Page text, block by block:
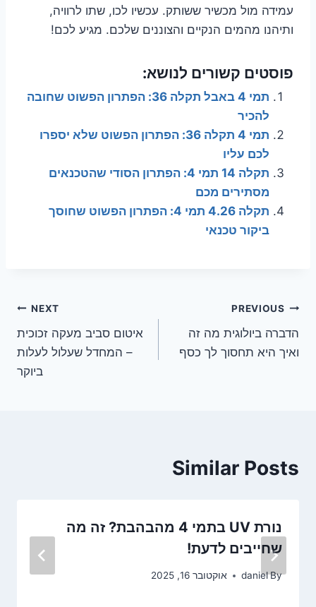
עמידה מול מכשיר ששותק. עכשיו לכו, שתו לרוויה,
ותיהנו מהמים הנקיים והצוננים שלכם. מגיע לכם!
פוסטים קשורים לנושא:
תמי 4 באבל תקלה 36: הפתרון הפשוט שחובה
להכיר
תמי 4 תקלה 36: הפתרון הפשוט שלא יספרו
לכם עליו
תקלה 14 תמי 4: הפתרון הסודי שהטכנאים
מסתירים מכם
תקלה 4.26 תמי 4: הפתרון הפשוט שחוסך
ביקור טכנאי
ניווט
PREVIOUS
הדברה ביולוגית מה זה
ואיך היא תחסוך לך כסף
NEXT
איטום סביב מעקה זכוכית
– המחדל שעלול לעלות
ביוקר
Similar Posts
נורת UV בתמי 4 מהבהבת? זה מה
שחייבים לדעת!
By
daniel אוקטובר 16, 2025